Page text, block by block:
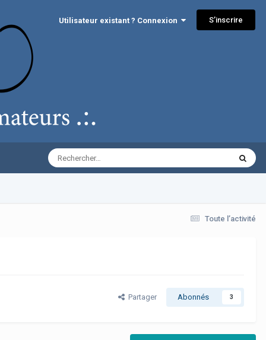
Utilisateur existant ? Connexion S’inscrire
Toute l’activité
Partager Abonnés 3